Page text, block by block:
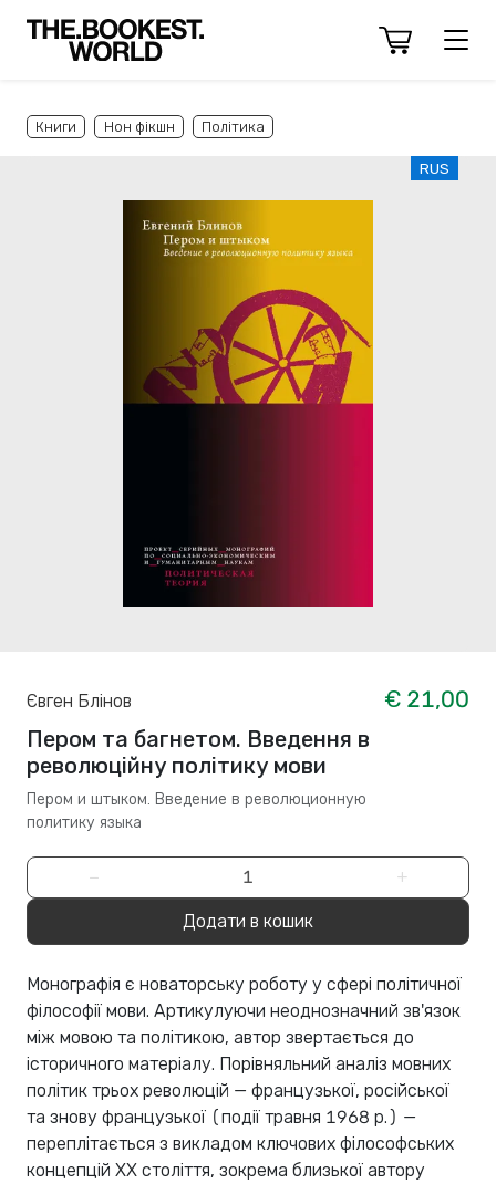
Книги Нон фікшн Політика
RUS
Євген Блінов
€ 21,00
Пером та багнетом. Введення в
революційну політику мови
Пером и штыком. Bведение в революционную
политику языка
− +
Додати в кошик
Монографія є новаторську роботу у сфері політичної
філософії мови. Артикулуючи неоднозначний зв'язок
між мовою та політикою, автор звертається до
історичного матеріалу. Порівняльний аналіз мовних
політик трьох революцій — французької, російської
та знову французької (події травня 1968 р.) —
переплітається з викладом ключових філософських
концепцій XX століття, зокрема близької автору